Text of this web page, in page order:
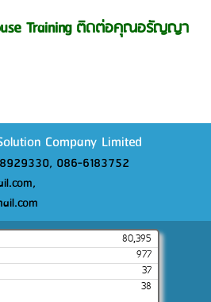
Training ติดต่อคุณอรัญญา
Company Limited
086-6183752
80,395
977
37
38